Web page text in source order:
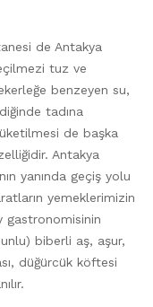
de Antakya
tuz ve
benzeyen su,
tadına
de başka
Antakya
yanında geçiş yolu
yemeklerimizin
gastronomisinin
biberli aş, aşur,
düğürcük köftesi